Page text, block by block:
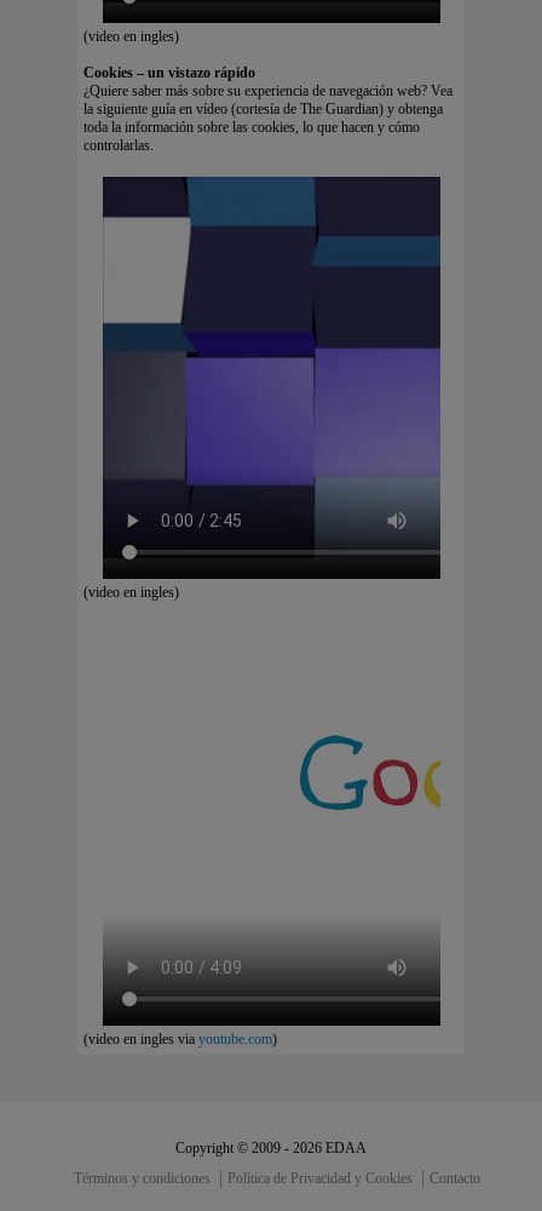
(video en ingles)
Cookies – un vistazo rápido
¿Quiere saber más sobre su experiencia de navegación web? Vea
la siguiente guía en vídeo (cortesía de The Guardian) y obtenga
toda la información sobre las cookies, lo que hacen y cómo
controlarlas.
(video en ingles)
(video en ingles via youtube.com)
Copyright © 2009 - 2026 EDAA
Términos y condiciones
Política de Privacidad y Cookies Contacto